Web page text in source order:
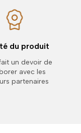
du produit
un devoir de
avec les
partenaires